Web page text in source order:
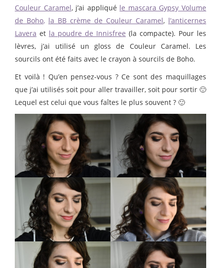
Couleur Caramel, j’ai appliqué le mascara Gypsy Volume
de Boho, la BB crème de Couleur Caramel, l’anticernes
Lavera et la poudre de Innisfree (la compacte). Pour les
lèvres, j’ai utilisé un gloss de Couleur Caramel. Les
sourcils ont été faits avec le crayon à sourcils de Boho.
Et voilà ! Qu’en pensez-vous ? Ce sont des maquillages
que j’ai utilisés soit pour aller travailler, soit pour sortir 🙂
Lequel est celui que vous faîtes le plus souvent ? 🙂